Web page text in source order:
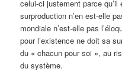
celui-ci justement parce
surproduction n’en est-elle
mondiale n’est-elle pas
pour l’existence ne doit sa
du « chacun pour soi », au
du système.